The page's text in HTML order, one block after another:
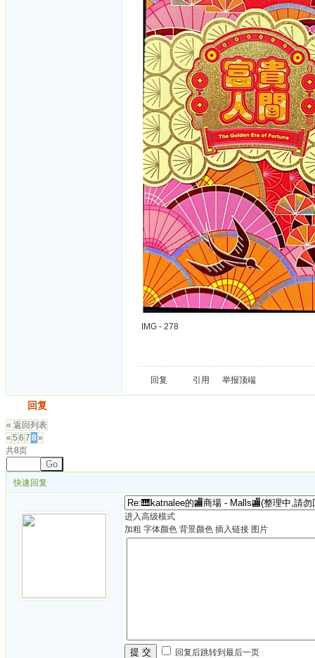
IMG - 278
回复 引用 举报顶端
回复
« 返回列表
« 5 6 7 8»
共8页
Go
快速回复
进入高级模式
加粗 字体颜色 背景颜色 插入链接 图片
提 交 回复后跳转到最后一页